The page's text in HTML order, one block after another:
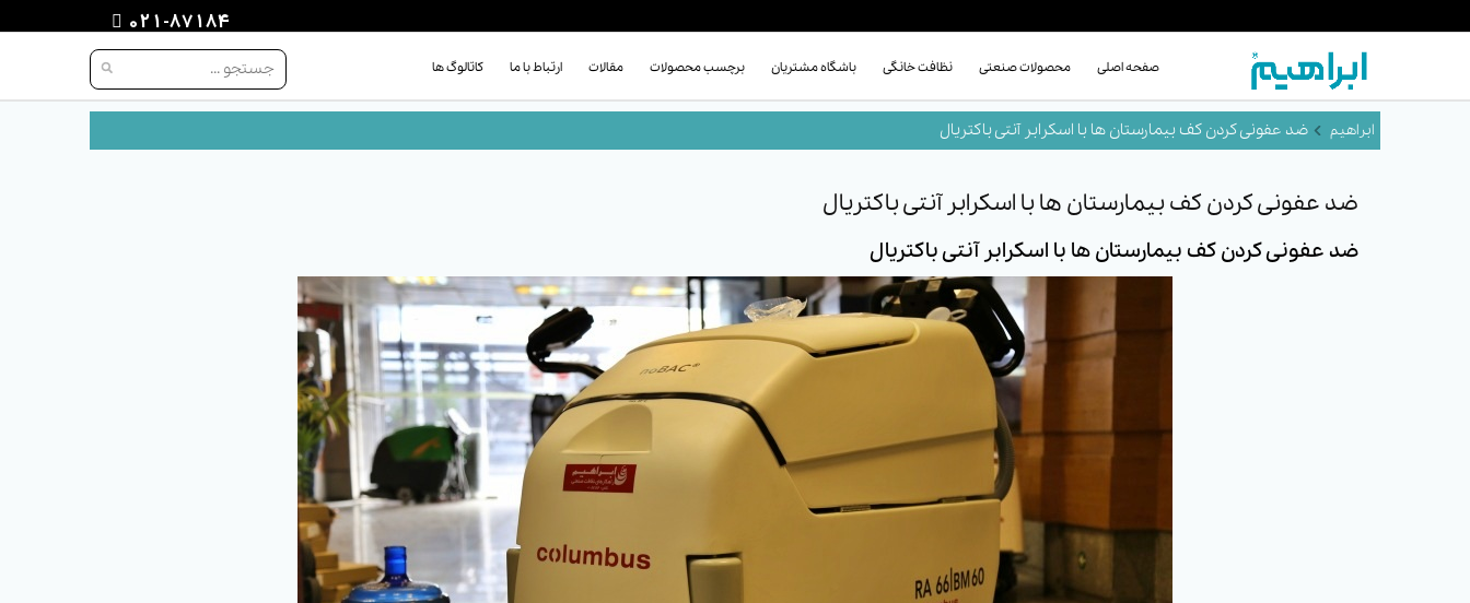
021-87184
صفحه اصلی محصولات صنعتی نظافت خانگی باشگاه مشتریان برچسب محصولات مقالات ارتباط با ما کاتالوگ ها
ضد عفونی کردن کف بیمارستان ها با اسکرابر آنتی باکتریال
ضد عفونی کردن کف بیمارستان ها با اسکرابر آنتی باکتریال
ضد عفونی کردن کف بیمارستان ها با اسکرابر آنتی باکتریال